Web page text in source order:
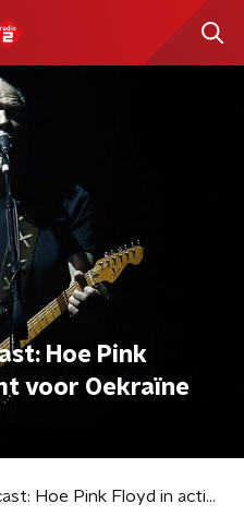
Hoe Pink
voor Oekraïne
Blokhuis De Podcast: Hoe Pink Floyd in actie komt voor Oekraïne